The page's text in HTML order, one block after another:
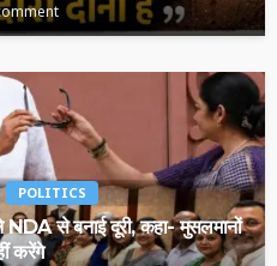
POLITICS
से बनाई दूरी, कहा- मुसलमानों
करेंगे